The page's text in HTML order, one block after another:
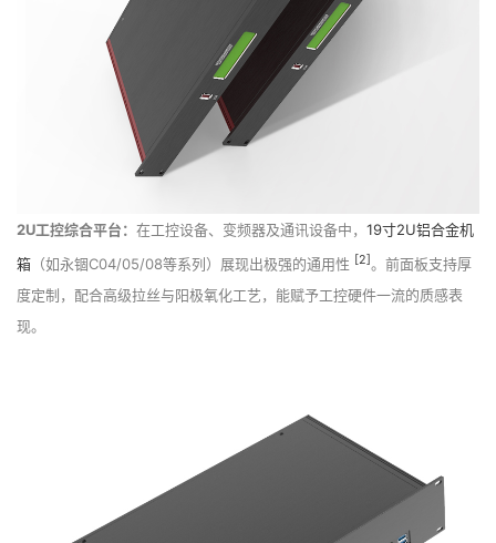
2U工控综合平台： 在工控设备、变频器及通讯设备中， 19寸2U铝合金机
箱 （如永锢C04/05/08等系列）展现出极强的通用性 [2]。前面板支持厚
度定制，配合高级拉丝与阳极氧化工艺，能赋予工控硬件一流的质感表
现。